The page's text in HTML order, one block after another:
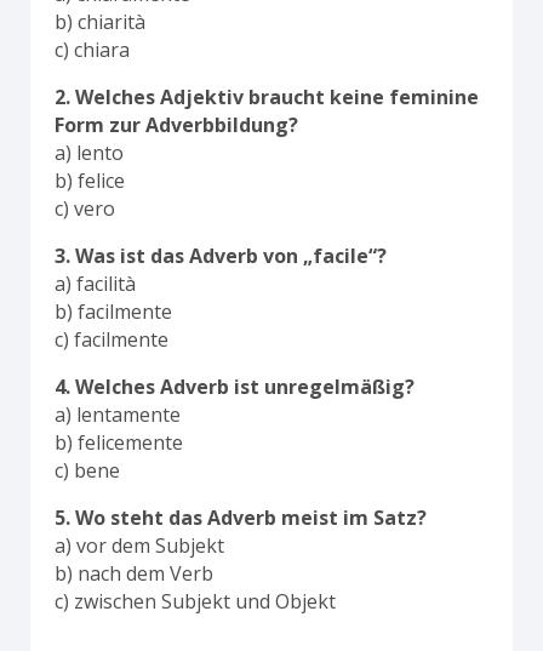
b) chiarità
c) chiara
2. Welches Adjektiv braucht keine feminine
Form zur Adverbbildung?
a) lento
b) felice
c) vero
3. Was ist das Adverb von „facile“?
a) facilità
b) facilmente
c) facilmente
4. Welches Adverb ist unregelmäßig?
a) lentamente
b) felicemente
c) bene
5. Wo steht das Adverb meist im Satz?
a) vor dem Subjekt
b) nach dem Verb
c) zwischen Subjekt und Objekt